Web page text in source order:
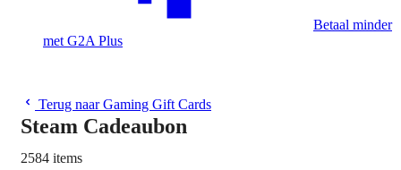
Betaal minder
met G2A Plus
Terug naar Gaming Gift Cards
Steam Cadeaubon
2584 items